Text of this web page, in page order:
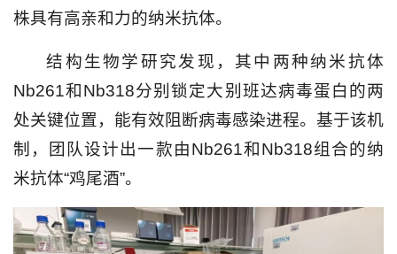
株具有高亲和力的纳米抗体。
结构生物学研究发现，其中两种纳米抗体
Nb261和Nb318分别锁定大别班达病毒蛋白的两
处关键位置，能有效阻断病毒感染进程。基于该机
制，团队设计出一款由Nb261和Nb318组合的纳
米抗体“鸡尾酒”。